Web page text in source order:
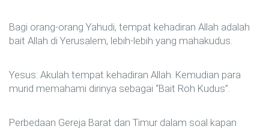
Bagi orang-orang Yahudi, tempat kehadiran Allah adalah
bait Allah di Yerusalem, lebih-lebih yang mahakudus.
Yesus: Akulah tempat kehadiran Allah. Kemudian para
murid memahami dirinya sebagai “Bait Roh Kudus”.
Perbedaan Gereja Barat dan Timur dalam soal kapan